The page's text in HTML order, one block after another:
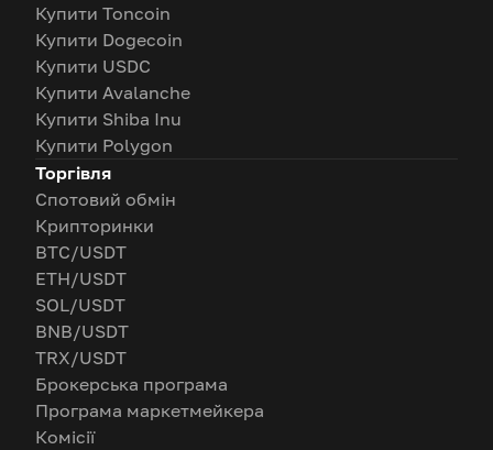
Купити Toncoin
Купити Dogecoin
Купити USDC
Купити Avalanche
Купити Shiba Inu
Купити Polygon
Торгівля
Спотовий обмін
Крипторинки
BTC/USDT
ETH/USDT
SOL/USDT
BNB/USDT
TRX/USDT
Брокерська програма
Програма маркетмейкера
Комісії